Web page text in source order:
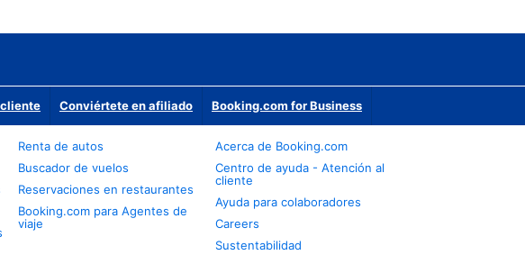
Conviértete en afiliado Booking.com for Business
Renta de autos
Buscador de vuelos
Reservaciones en restaurantes
Booking.com para Agentes de
viaje
Acerca de Booking.com
Centro de ayuda - Atención al
cliente
Ayuda para colaboradores
Careers
Sustentabilidad